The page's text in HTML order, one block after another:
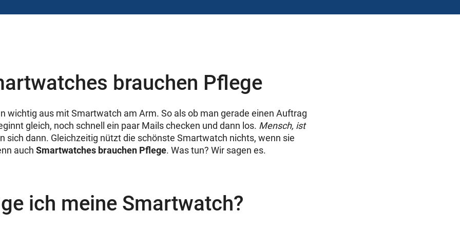
brauchen Pflege
wichtig aus mit Smartwatch am Arm. So als ob man gerade einen Auftrag
gleich, noch schnell ein paar Mails checken und dann los. Mensch, ist
sich dann. Gleichzeitig nützt die schönste Smartwatch nichts, wenn sie
auch Smartwatches brauchen Pflege. Was tun? Wir sagen es.
ich meine Smartwatch?